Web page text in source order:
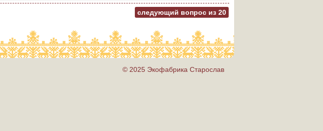
следующий вопрос из 20
© 2025 Экофабрика Старослав